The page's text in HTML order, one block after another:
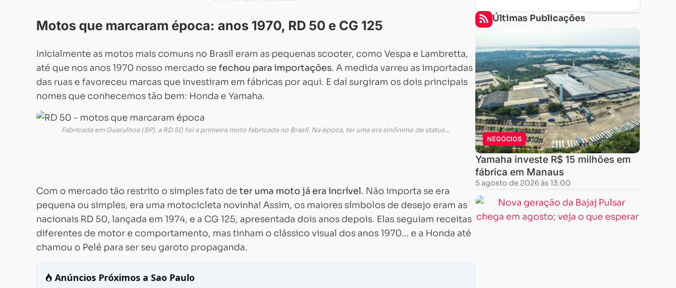
Motos que marcaram época: anos 1970, RD 50 e CG 125
Inicialmente as motos mais comuns no Brasil eram as pequenas scooter, como Vespa e Lambretta,
até que nos anos 1970 nosso mercado se fechou para importações. A medida varreu as importadas
das ruas e favoreceu marcas que investiram em fábricas por aqui. E daí surgiram os dois principais
nomes que conhecemos tão bem: Honda e Yamaha.
Fabricada em Guarulhos (SP), a RD 50 foi a primeira moto fabricada no Brasil. Na época, ter uma era sinônimo de status…
Com o mercado tão restrito o simples fato de ter uma moto já era incrível. Não importa se era
pequena ou simples, era uma motocicleta novinha! Assim, os maiores símbolos de desejo eram as
nacionais RD 50, lançada em 1974, e a CG 125, apresentada dois anos depois. Elas seguiam receitas
diferentes de motor e comportamento, mas tinham o clássico visual dos anos 1970… e a Honda até
chamou o Pelé para ser seu garoto propaganda.
Últimas Publicações
NEGÓCIOS
Yamaha investe R$ 15 milhões em
fábrica em Manaus
5 agosto de 2026 às 13:00